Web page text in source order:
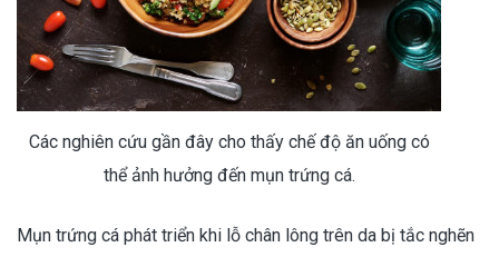
Các nghiên cứu gần đây cho thấy chế độ ăn uống có
thể ảnh hưởng đến mụn trứng cá.
Mụn trứng cá phát triển khi lỗ chân lông trên da bị tắc nghẽn